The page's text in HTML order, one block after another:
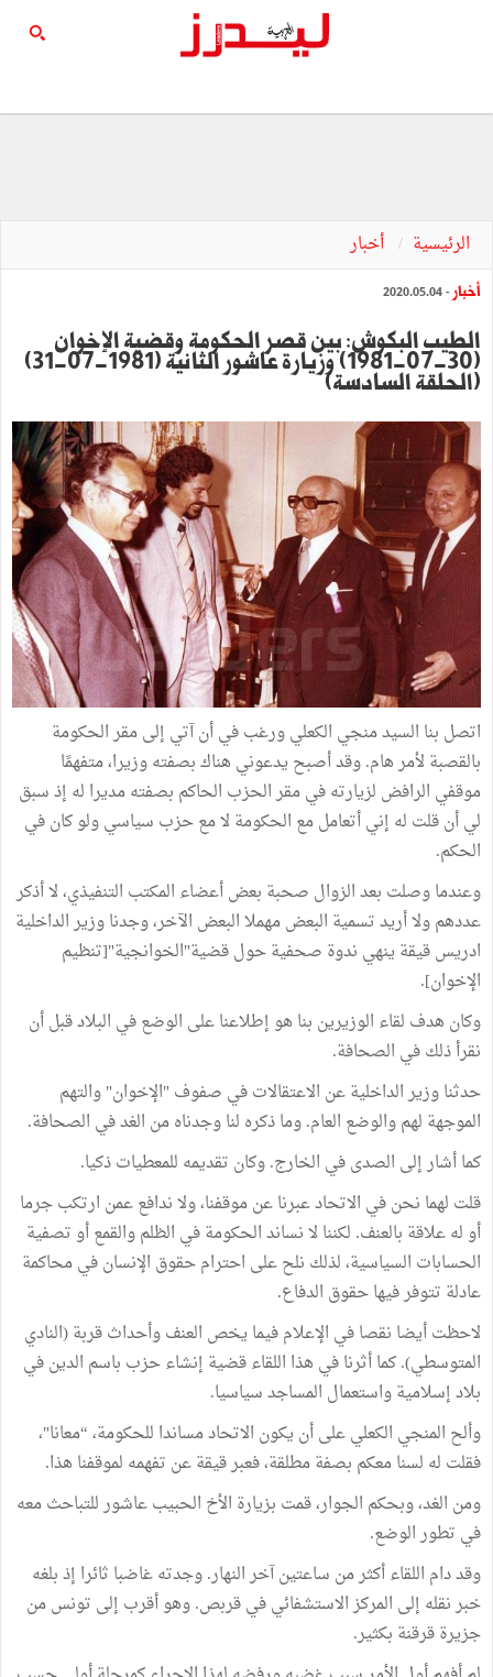
الرئيسية أخبار
أخبار - 2020.05.04
الطيب البكوش: بين قصر الحكومة وقضية الإخوان
(30-07-1981) وزيارة عاشور الثانية (1981-07-31)
(الحلقة السادسة)
اتصل بنا السيد منجي الكعلي ورغب في أن آتي إلى مقر الحكومة
بالقصبة لأمر هام. وقد أصبح يدعوني هناك بصفته وزيرا، متفهمًا
موقفي الرافض لزيارته في مقر الحزب الحاكم بصفته مديرا له إذ سبق
لي أن قلت له إني أتعامل مع الحكومة لا مع حزب سياسي ولو كان في
الحكم.
وعندما وصلت بعد الزوال صحبة بعض أعضاء المكتب التنفيذي، لا أذكر
عددهم ولا أريد تسمية البعض مهملا البعض الآخر، وجدنا وزير الداخلية
ادريس قيقة ينهي ندوة صحفية حول قضية"الخوانجية"[تنظيم
الإخوان].
وكان هدف لقاء الوزيرين بنا هو إطلاعنا على الوضع في البلاد قبل أن
نقرأ ذلك في الصحافة.
حدثنا وزير الداخلية عن الاعتقالات في صفوف "الإخوان" والتهم
الموجهة لهم والوضع العام. وما ذكره لنا وجدناه من الغد في الصحافة.
كما أشار إلى الصدى في الخارج. وكان تقديمه للمعطيات ذكيا.
قلت لهما نحن في الاتحاد عبرنا عن موقفنا، ولا ندافع عمن ارتكب جرما
أو له علاقة بالعنف. لكننا لا نساند الحكومة في الظلم والقمع أو تصفية
الحسابات السياسية، لذلك نلح على احترام حقوق الإنسان في محاكمة
عادلة تتوفر فيها حقوق الدفاع.
لاحظت أيضا نقصا في الإعلام فيما يخص العنف وأحداث قربة (النادي
المتوسطي). كما أثرنا في هذا اللقاء قضية إنشاء حزب باسم الدين في
بلاد إسلامية واستعمال المساجد سياسيا.
وألح المنجي الكعلي على أن يكون الاتحاد مساندا للحكومة، “معانا"،
فقلت له لسنا معكم بصفة مطلقة، فعبر قيقة عن تفهمه لموقفنا هذا.
ومن الغد، وبحكم الجوار، قمت بزيارة الأخ الحبيب عاشور للتباحث معه
في تطور الوضع.
وقد دام اللقاء أكثر من ساعتين آخر النهار. وجدته غاضبا ثائرا إذ بلغه
خبر نقله إلى المركز الاستشفائي في قربص. وهو أقرب إلى تونس من
جزيرة قرقنة بكثير.